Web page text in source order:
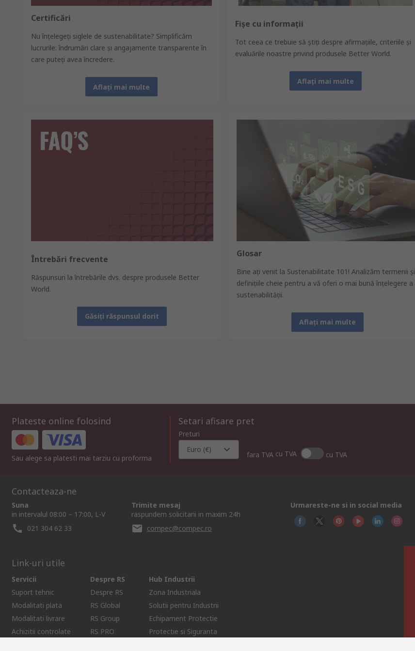
Certificări
Nu înțelegeți siglele de sustenabilitate? Simplificăm
lucrurile: îndrumări clare şi angajamente transparente în
care puteţi avea încredere.
Aflați mai multe
Fișe cu informaţii
Tot ceea ce trebuie să ştiţi despre afirmaţiile, criteriile şi
evaluările noastre privind produsele Better World.
Aflați mai multe
Întrebări frecvente
Răspunsuri la întrebările dvs. despre produsele Better
World.
Găsiţi răspunsul dorit
Glosar
Bine aţi venit la Sustenabilitate 101! Analizăm termenii şi
definiţiile cheie pentru a vă oferi o mai bună înţelegere a
sustenabilității.
Aflați mai multe
Plateste online folosind
Sau alege sa platesti mai tarziu cu proforma
Setari afisare pret
Preturi
Euro (€)
fara TVA cu TVA cu TVA
Contacteaza-ne
Suna
in intervalul 08:00 – 17:00, L-V
021 304 62 33
Trimite mesaj
raspundem solicitarii in maxim 24h
compec@compec.ro
Urmareste-ne si in social media
Link-uri utile
Servicii
Suport tehnic
Modalitati plata
Modalitati livrare
Achizitii controlate
Despre RS
Despre RS
RS Global
RS Group
RS PRO
Hub Industrii
Zona Industriala
Solutii pentru Industrii
Echipament Protectie
Protectie si Siguranta